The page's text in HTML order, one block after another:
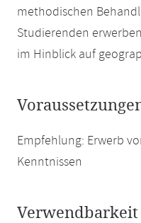
methodischen
Studierenden
im Hinblick auf
Empfehlung: Erwerb
Kenntnissen
Verwendbarkeit